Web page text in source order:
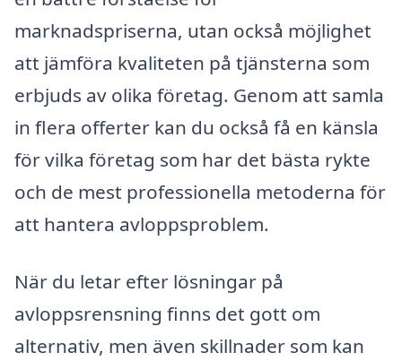
marknadspriserna, utan också möjlighet
att jämföra kvaliteten på tjänsterna som
erbjuds av olika företag. Genom att samla
in flera offerter kan du också få en känsla
för vilka företag som har det bästa rykte
och de mest professionella metoderna för
att hantera avloppsproblem.
När du letar efter lösningar på
avloppsrensning finns det gott om
alternativ, men även skillnader som kan